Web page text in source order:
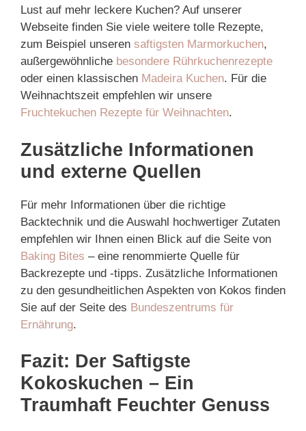
Lust auf mehr leckere Kuchen? Auf unserer
Webseite finden Sie viele weitere tolle Rezepte,
zum Beispiel unseren saftigsten Marmorkuchen,
außergewöhnliche besondere Rührkuchenrezepte
oder einen klassischen Madeira Kuchen. Für die
Weihnachtszeit empfehlen wir unsere
Fruchtekuchen Rezepte für Weihnachten.
Zusätzliche Informationen
und externe Quellen
Für mehr Informationen über die richtige
Backtechnik und die Auswahl hochwertiger Zutaten
empfehlen wir Ihnen einen Blick auf die Seite von
Baking Bites – eine renommierte Quelle für
Backrezepte und -tipps. Zusätzliche Informationen
zu den gesundheitlichen Aspekten von Kokos finden
Sie auf der Seite des Bundeszentrums für
Ernährung.
Fazit: Der Saftigste
Kokoskuchen – Ein
Traumhaft Feuchter Genuss